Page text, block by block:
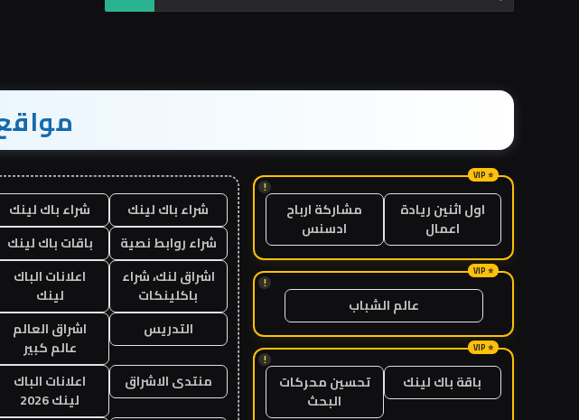
!
اول اثنين ريادة
اعمال
مشاركة ارباح
ادسنس
!
عالم الشباب
!
باقة باك لينك
تحسين محركات
البحث
شراء باك لينك
شراء باك لينك
شراء روابط نصية
باقات باك لينك
اشراق لنك، شراء
باكلينكات
اعلانات الباك
لينك
التدريس
اشراق العالم
عالم كبير
منتدى الاشراق
اعلانات الباك
لينك 2026